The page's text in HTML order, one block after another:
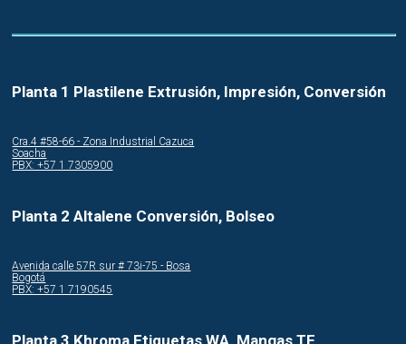
Planta 1 Plastilene Extrusión, Impresión, Conversión
Cra.4 #58-66 - Zona Industrial Cazuca
Soacha
PBX: +57 1 7305900
Planta 2 Altalene Conversión, Bolseo
Avenida calle 57R sur # 73i-75 - Bosa
Bogotá
PBX: +57 1 7190545
Planta 3 Khroma Etiquetas WA, Mangas TE